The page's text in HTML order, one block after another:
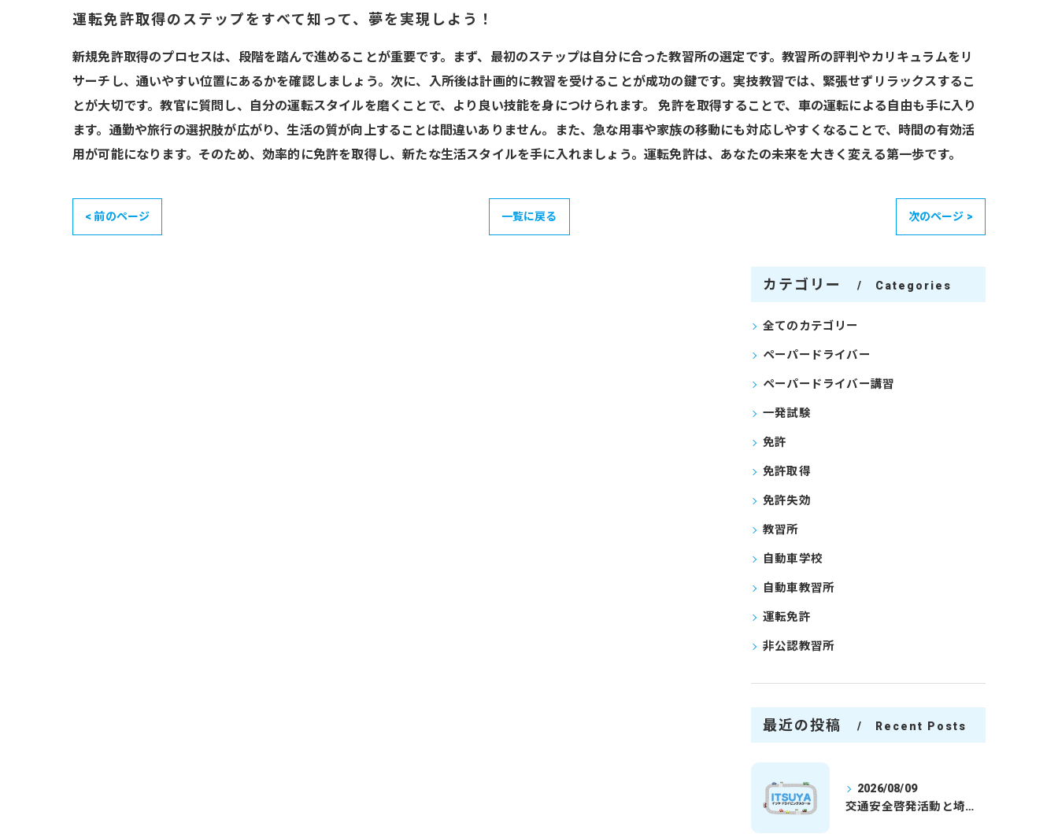
運転免許取得のステップをすべて知って、夢を実現しよう！
新規免許取得のプロセスは、段階を踏んで進めることが重要です。まず、最初のステップは自分に合った教習所の選定です。教習所の評判やカリキュラムをリ
サーチし、通いやすい位置にあるかを確認しましょう。次に、入所後は計画的に教習を受けることが成功の鍵です。実技教習では、緊張せずリラックスするこ
とが大切です。教官に質問し、自分の運転スタイルを磨くことで、より良い技能を身につけられます。 免許を取得することで、車の運転による自由も手に入り
ます。通勤や旅行の選択肢が広がり、生活の質が向上することは間違いありません。また、急な用事や家族の移動にも対応しやすくなることで、時間の有効活
用が可能になります。そのため、効率的に免許を取得し、新たな生活スタイルを手に入れましょう。運転免許は、あなたの未来を大きく変える第一歩です。
< 前のページ 一覧に戻る 次のページ >
カテゴリー Categories
全てのカテゴリー
ペーパードライバー
ペーパードライバー講習
一発試験
免許
免許取得
免許失効
教習所
自動車学校
自動車教習所
運転免許
非公認教習所
最近の投稿 Recent Posts
2026/08/09
交通安全啓発活動と埼玉県さいたま市行田市で免許取得を安心して目指すための実践ガイド